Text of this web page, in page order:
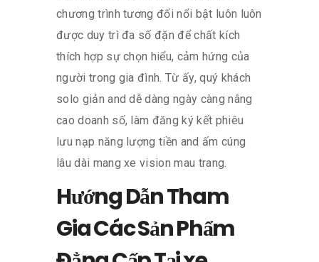
chương trình tương đối nổi bật luôn luôn
được duy trì đa số đặn để chất kích
thích hợp sự chọn hiểu, cảm hứng của
người trong gia đình. Từ ấy, quý khách
solo giản and dễ dàng ngày càng nâng
cao doanh số, làm đăng ký kết phiêu
lưu nạp năng lượng tiền and ấm cúng
lâu dài mang xe vision mau trang.
Hướng Dẫn Tham
Gia Các Sản Phẩm